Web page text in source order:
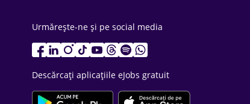
Urmărește-ne și pe social media
Descărcați aplicațiile eJobs gratuit